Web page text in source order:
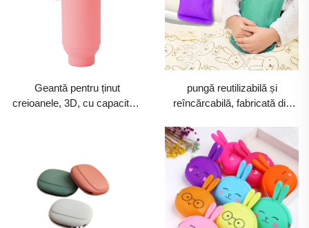
Geantă pentru ținut
creioanele, 3D, cu capacitate
animal
pungă reutilizabilă și
reîncărcabilă, fabricată din
groasă și termoizolantă,
pentru iarnă, pentru încălzirea
mâinilor și a picioarelor,
500/1000 ml, pungă pentru
sticlă cu apă caldă